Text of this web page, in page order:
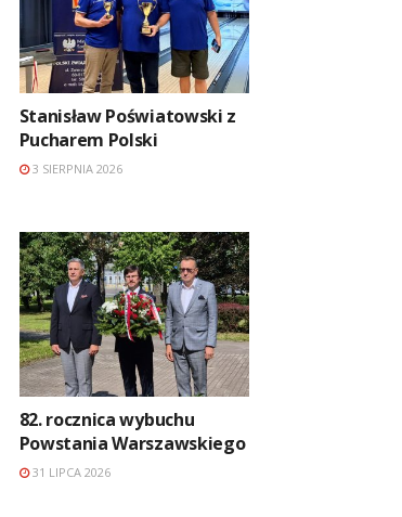
Stanisław Poświatowski z
Pucharem Polski
3 SIERPNIA 2026
82. rocznica wybuchu
Powstania Warszawskiego
31 LIPCA 2026